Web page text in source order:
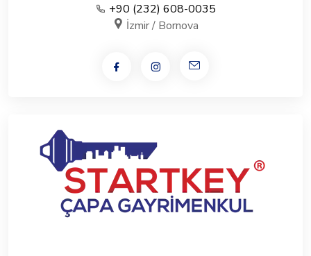
+90 (232) 608-0035
İzmir / Bornova